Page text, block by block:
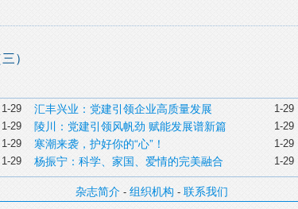
）
1-29 1-29
汇丰兴业：党建引领企业高质量发展
1-29 1-29
陵川：党建引领风帆劲 赋能发展谱新篇
1-29 1-29
寒潮来袭，护好你的“心”！
1-29 1-29
杨振宁：科学、家国、爱情的完美融合
杂志简介 - 组织机构 - 联系我们